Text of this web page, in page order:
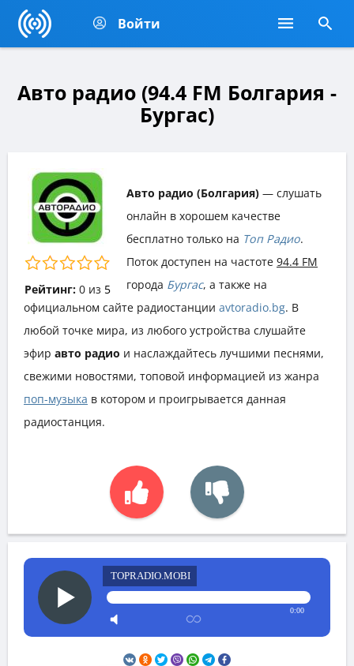
Войти
Авто радио (94.4 FM Болгария -
Бургас)
Рейтинг: 0из 5
Авто радио (Болгария) — слушать
онлайн в хорошем качестве
бесплатно только на Топ Радио.
Поток доступен на частоте 94.4 FM
города Бургас, а также на
официальном сайте радиостанции avtoradio.bg. В
любой точке мира, из любого устройства слушайте
эфир авто радио и наслаждайтесь лучшими песнями,
свежими новостями, топовой информацией из жанра
поп-музыка в котором и проигрывается данная
радиостанция.
TOPRADIO.MOBI
0:00